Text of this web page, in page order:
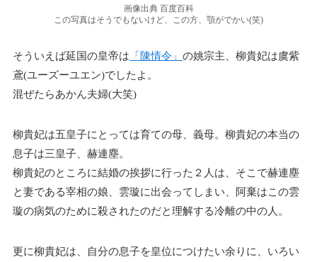
画像出典 百度百科
この写真はそうでもないけど、この方、顎がでかい(笑)
そういえば延国の皇帝は 「陳情令」 の姚宗主、柳貴妃は虞紫
鳶(ユーズーユエン)でしたよ。
混ぜたらあかん夫婦(大笑)
柳貴妃は五皇子にとっては育ての母、義母。柳貴妃の本当の
息子は三皇子、赫連塵。
柳貴妃のところに結婚の挨拶に行った２人は、そこで赫連塵
と妻である宰相の娘、雲璇に出会ってしまい、阿棄はこの雲
璇の病気のために殺されたのだと理解する冷離の中の人。
更に柳貴妃は、自分の息子を皇位につけたい余りに、いろい